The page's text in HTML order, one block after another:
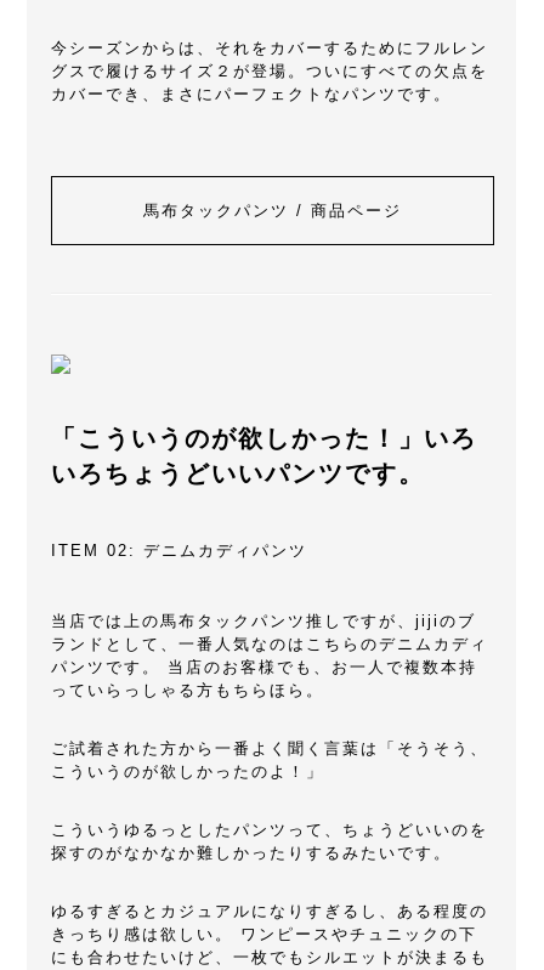
今シーズンからは、それをカバーするためにフルレン
グスで履けるサイズ２が登場。ついにすべての欠点を
カバーでき、まさにパーフェクトなパンツです。
馬布タックパンツ / 商品ページ
「こういうのが欲しかった！」いろ
いろちょうどいいパンツです。
ITEM 02: デニムカディパンツ
当店では上の馬布タックパンツ推しですが、jijiのブ
ランドとして、一番人気なのはこちらのデニムカディ
パンツです。 当店のお客様でも、お一人で複数本持
っていらっしゃる方もちらほら。
ご試着された方から一番よく聞く言葉は「そうそう、
こういうのが欲しかったのよ！」
こういうゆるっとしたパンツって、ちょうどいいのを
探すのがなかなか難しかったりするみたいです。
ゆるすぎるとカジュアルになりすぎるし、ある程度の
きっちり感は欲しい。 ワンピースやチュニックの下
にも合わせたいけど、一枚でもシルエットが決まるも